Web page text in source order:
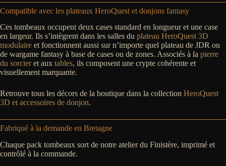
Compatible avec les plateaux HeroQuest et donjons fantasy
Ces tombeaux occupent deux cases standard en longueur et une case
en largeur. Ils s’intègrent dans les salles du plateau HeroQuest 3D
modulaire et fonctionnent aussi sur n’importe quel plateau de JDR ou
de wargame fantasy à base de cases ou de zones. Associés à la pierre
du sorcieret aux tables, ils composent une crypte cohérente et
visuellement marquante.
Retrouve tous les décors de la boutique dans la collection HeroQuest
3D et accessoires de donjon.
Fabriqué à la demande en Bretagne
Chaque pack tombeaux sort de notre atelier du Finistère, imprimé et
contrôlé à la commande.